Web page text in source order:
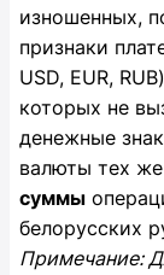
изношенных,
признаки
USD, EUR,
которых не
денежные
валюты тех
суммы
белорусских
Примечание: